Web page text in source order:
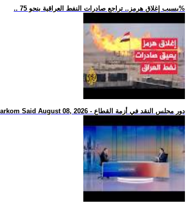
.. بسبب إغلاق هرمز.. تراجع صادرات النفط العراقية بنحو 75%
.. Nharkom Said August 08, 2026 - دور مجلس النقد في أزمة القطاع